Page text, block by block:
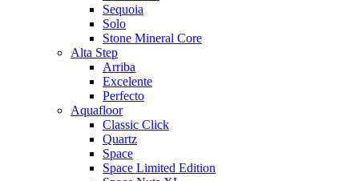
Sequoia
Solo
Stone Mineral Core
Alta Step
Arriba
Excelente
Perfecto
Aquafloor
Classic Click
Quartz
Space
Space Limited Edition